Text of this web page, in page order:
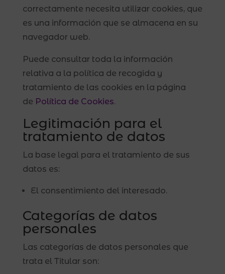
correctamente necesita utilizar cookies, que
es una información que se almacena en su
navegador web.
Puede consultar toda la información
relativa a la política de recogida y
tratamiento de las cookies en la página
de Política de Cookies.
Legitimación para el
tratamiento de datos
La base legal para el tratamiento de sus
datos es:
El consentimiento del interesado.
Categorías de datos
personales
Las categorías de datos personales que
trata el Titular son: